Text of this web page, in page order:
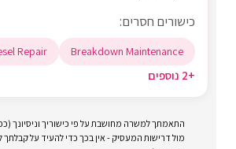
כישורים חסרים:
Breakdown Maintenance
Repair
+2 נוספים
התאמתך למשרה מחושבת על פי כישוריך וניסיונך
מול דרישות המעסיק - אין בכך כדי להעיד על קבלתך